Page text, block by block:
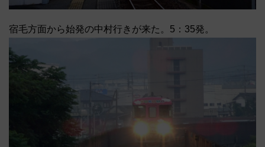
宿毛方面から始発の中村行きが来た。5：35発。